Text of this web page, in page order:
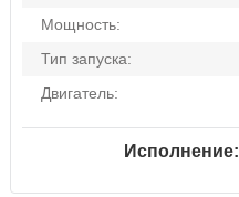
Мощность:
Тип запуска:
Двигатель:
Исполнение: